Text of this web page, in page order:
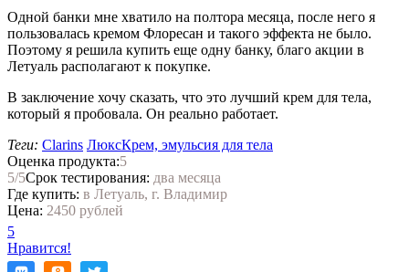
Одной банки мне хватило на полтора месяца, после него я
пользовалась кремом Флоресан и такого эффекта не было.
Поэтому я решила купить еще одну банку, благо акции в
Летуаль располагают к покупке.
В заключение хочу сказать, что это лучший крем для тела,
который я пробовала. Он реально работает.
Теги: Clarins ЛюксКрем, эмульсия для тела
Оценка продукта:5
5/5Срок тестирования: два месяца
Где купить: в Летуаль, г. Владимир
Цена: 2450 рублей
5
Нравится!